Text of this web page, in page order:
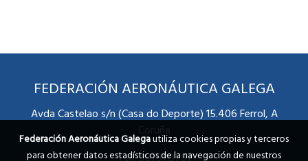
FEDERACIÓN AERONÁUTICA GALEGA
Avda Castelao s/n (Casa do Deporte) 15.406 Ferrol, A
Coruña
Federación Aeronáutica Galegautiliza cookies propias y terceros
para obtener datos estadísticos de la navegación de nuestros